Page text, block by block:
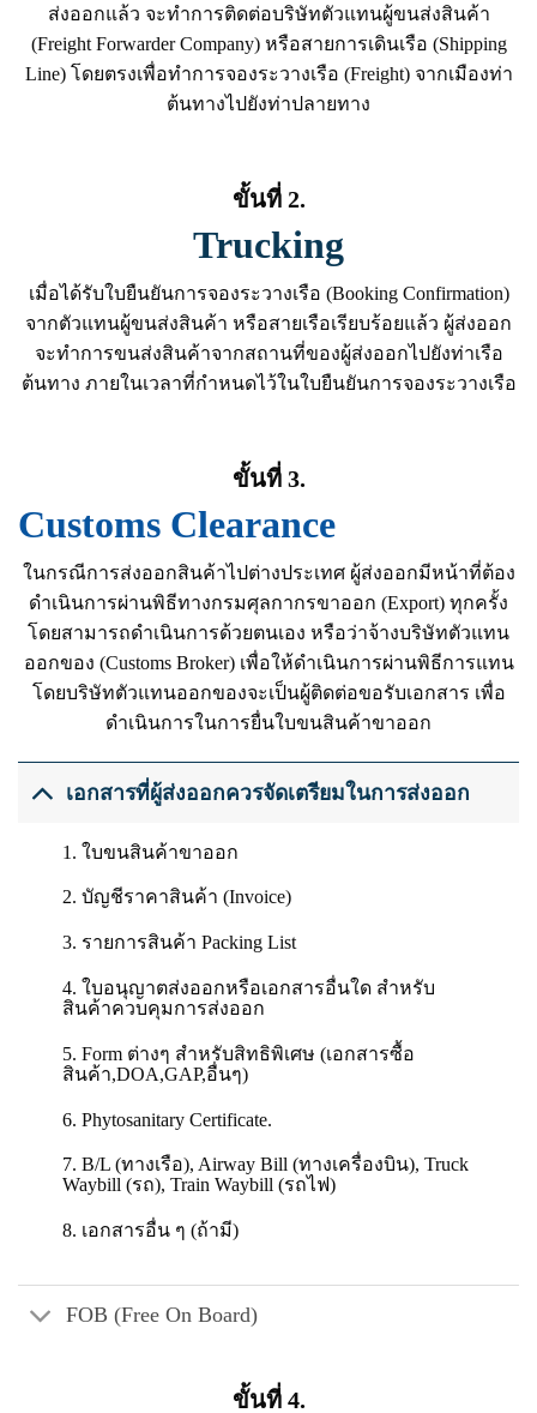
ส่งออกแล้ว จะทำการติดต่อบริษัทตัวแทนผู้ขนส่งสินค้า
(Freight Forwarder Company) หรือสายการเดินเรือ (Shipping
Line) โดยตรงเพื่อทำการจองระวางเรือ (Freight) จากเมืองท่า
ต้นทางไปยังท่าปลายทาง
ขั้นที่ 2.
Trucking
เมื่อได้รับใบยืนยันการจองระวางเรือ (Booking Confirmation)
จากตัวแทนผู้ขนส่งสินค้า หรือสายเรือเรียบร้อยแล้ว ผู้ส่งออก
จะทำการขนส่งสินค้าจากสถานที่ของผู้ส่งออกไปยังท่าเรือ
ต้นทาง ภายในเวลาที่กำหนดไว้ในใบยืนยันการจองระวางเรือ
ขั้นที่ 3.
Customs Clearance
ในกรณีการส่งออกสินค้าไปต่างประเทศ ผู้ส่งออกมีหน้าที่ต้อง
ดำเนินการผ่านพิธีทางกรมศุลกากรขาออก (Export) ทุกครั้ง
โดยสามารถดำเนินการด้วยตนเอง หรือว่าจ้างบริษัทตัวแทน
ออกของ (Customs Broker) เพื่อให้ดำเนินการผ่านพิธีการแทน
โดยบริษัทตัวแทนออกของจะเป็นผู้ติดต่อขอรับเอกสาร เพื่อ
ดำเนินการในการยื่นใบขนสินค้าขาออก
เอกสารที่ผู้ส่งออกควรจัดเตรียมในการส่งออก
1. ใบขนสินค้าขาออก
2. บัญชีราคาสินค้า (Invoice)
3. รายการสินค้า Packing List
4. ใบอนุญาตส่งออกหรือเอกสารอื่นใด สำหรับ
สินค้าควบคุมการส่งออก
5. Form ต่างๆ สำหรับสิทธิพิเศษ (เอกสารซื้อ
สินค้า,DOA,GAP,อื่นๆ)
6. Phytosanitary Certificate.
7. B/L (ทางเรือ), Airway Bill (ทางเครื่องบิน), Truck
Waybill (รถ), Train Waybill (รถไฟ)
8. เอกสารอื่น ๆ (ถ้ามี)
FOB (Free On Board)
ขั้นที่ 4.